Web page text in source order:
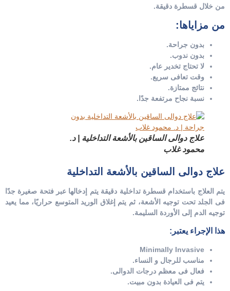
من خلال قسطرة دقيقة.
من مزاياها:
بدون جراحة.
بدون ندوب.
لا تحتاج تخدير عام.
وقت تعافى سريع.
نتائج ممتازة.
نسبة نجاح مرتفعة جدًا.
علاج دوالى الساقين بالأشعة التداخلية | د.
محمود غلاب
علاج دوالى الساقين بالأشعة التداخلية
يتم العلاج باستخدام قسطرة تداخلية دقيقة يتم إدخالها عبر فتحة صغيرة جدًا
فى الجلد تحت توجيه الأشعة، ثم يتم إغلاق الوريد المتوسع حراريًا، مما يعيد
توجيه الدم إلى الأوردة السليمة.
هذا الإجراء يعتبر:
Minimally Invasive
مناسب للرجال و النساء.
فعال فى معظم درجات الدوالى.
يتم فى العيادة بدون مبيت.